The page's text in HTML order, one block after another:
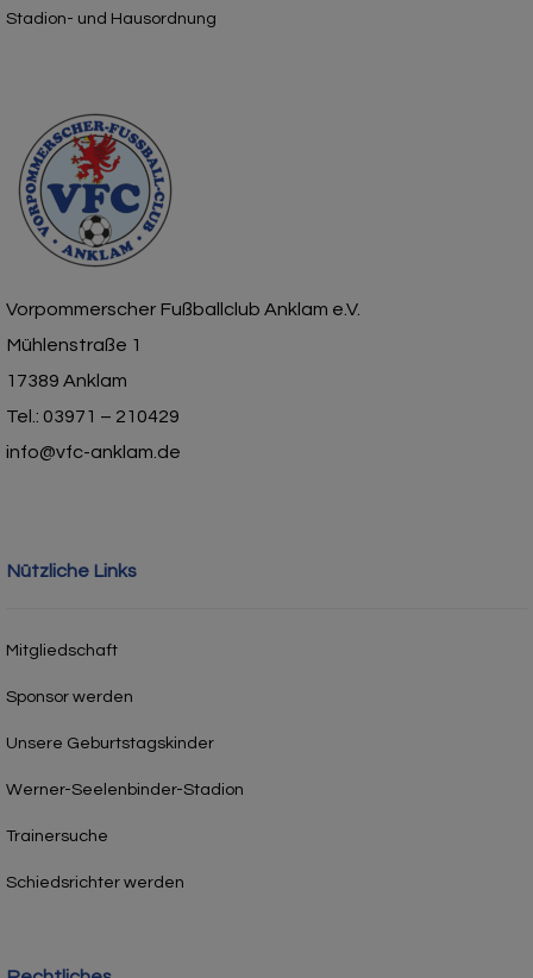
Stadion- und Hausordnung
Vorpommerscher Fußballclub Anklam e.V.
Mühlenstraße 1
17389 Anklam
Tel.: 03971 – 210429
info@vfc-anklam.de
Nützliche Links
Mitgliedschaft
Sponsor werden
Unsere Geburtstagskinder
Werner-Seelenbinder-Stadion
Trainersuche
Schiedsrichter werden